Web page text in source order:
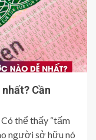
Cần
thể thấy “tấm
người sở hữu nó